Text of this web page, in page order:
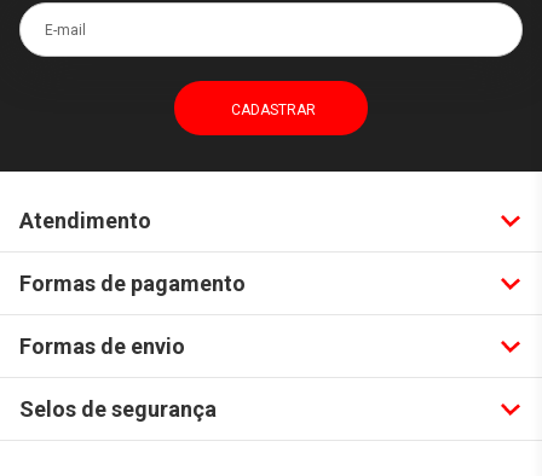
E-mail
Atendimento
Formas de pagamento
Formas de envio
Selos de segurança